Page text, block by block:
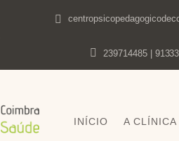
239714485 |
INÍCIO A CLÍNICA